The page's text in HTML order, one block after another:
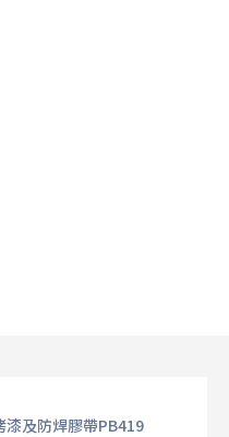
及防焊膠帶PB419